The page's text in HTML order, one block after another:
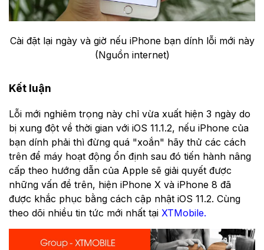
Cài đặt lại ngày và giờ nếu iPhone bạn dính lỗi mới này
(Nguồn internet)
Kết luận
Lỗi mới nghiêm trọng này chỉ vừa xuất hiện 3 ngày do
bị xung đột về thời gian với iOS 11.1.2, nếu iPhone của
bạn dính phải thì đừng quá "xoắn" hãy thử các cách
trên để máy hoạt động ổn định sau đó tiến hành nâng
cấp theo hướng dẫn của Apple sẽ giải quyết được
những vấn đề trên, hiện iPhone X và iPhone 8 đã
được khắc phục bằng cách cập nhật iOS 11.2. Cùng
theo dõi nhiều tin tức mới nhất tại XTMobile.